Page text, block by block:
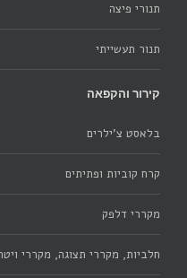
תנורי פיצה
תנור תעשייתי
קירור והקפאה
בלאסט צ'ילרים
קרח קוביות ופתיתים
מקררי דלפק
חלביות, מקררי תצוגה, מקררי